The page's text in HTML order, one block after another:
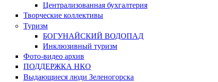
Централизованная бухгалтерия
Творческие коллективы
Туризм
БОГУНАЙСКИЙ ВОДОПАД
Инклюзивный туризм
Фото-видео архив
ПОДДЕРЖКА НКО
Выдающиеся люди Зеленогорска